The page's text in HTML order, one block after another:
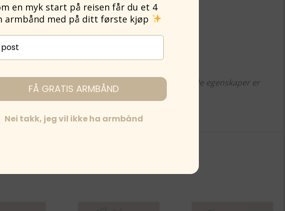
anerkjent vitenskapelig. Eventuelle helbredende egenskaper er
en myk start på reisen får du et 4
armbånd med på ditt første kjøp
påmelding
FÅ GRATIS ARMBÅND
Nei takk, jeg vil ikke ha armbånd